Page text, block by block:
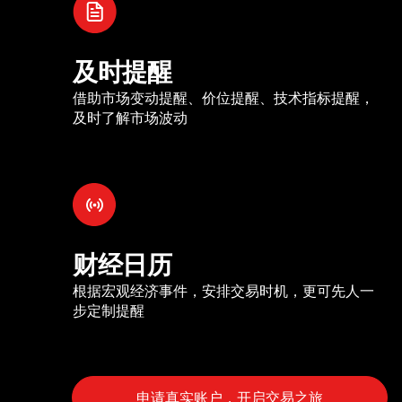
及时提醒
借助市场变动提醒、价位提醒、技术指标提醒，
及时了解市场波动
财经日历
根据宏观经济事件，安排交易时机，更可先人一
步定制提醒